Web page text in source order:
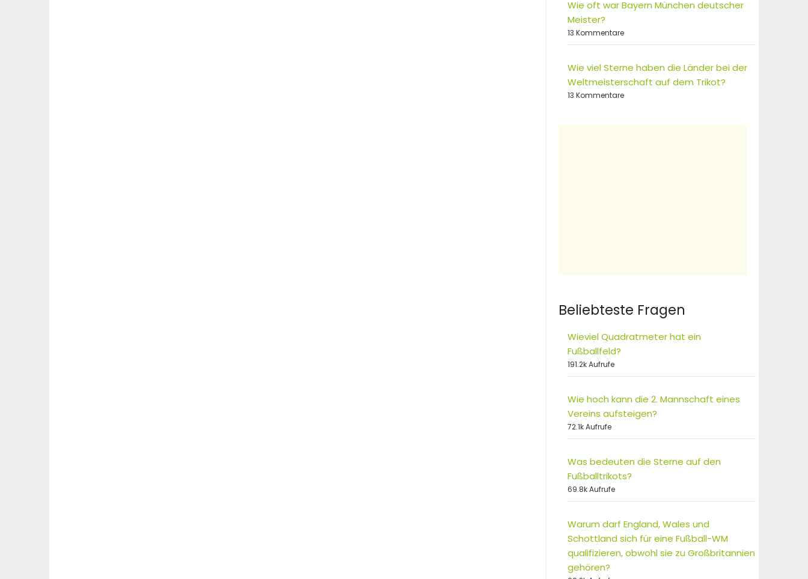
Wie oft war Bayern München deutscher
Meister?
13 Kommentare
Wie viel Sterne haben die Länder bei der
Weltmeisterschaft auf dem Trikot?
13 Kommentare
Beliebteste Fragen
Wieviel Quadratmeter hat ein
Fußballfeld?
191.2k Aufrufe
Wie hoch kann die 2. Mannschaft eines
Vereins aufsteigen?
72.1k Aufrufe
Was bedeuten die Sterne auf den
Fußballtrikots?
69.8k Aufrufe
Warum darf England, Wales und
Schottland sich für eine Fußball-WM
qualifizieren, obwohl sie zu Großbritannien
gehören?